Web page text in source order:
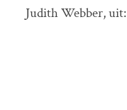
Judith Webber, uit: